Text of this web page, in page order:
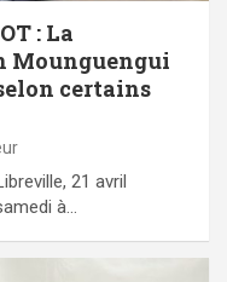
: La
Mounguengui
certains
21 avril
à…